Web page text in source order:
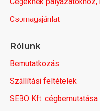
Csomagajánlat
Rólunk
Bemutatkozás
Szállítási feltételek
SEBO Kft. cégbemutatása